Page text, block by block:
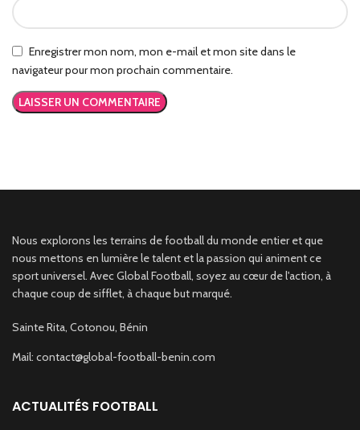
Enregistrer mon nom, mon e-mail et mon site dans le
navigateur pour mon prochain commentaire.
Nous explorons les terrains de football du monde entier et que
nous mettons en lumière le talent et la passion qui animent ce
sport universel. Avec Global Football, soyez au cœur de l'action, à
chaque coup de sifflet, à chaque but marqué.
Sainte Rita, Cotonou, Bénin
Mail: contact@global-football-benin.com
ACTUALITÉS FOOTBALL